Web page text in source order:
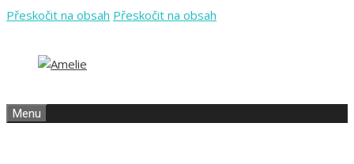
Přeskočit na obsah Přeskočit na obsah
Menu